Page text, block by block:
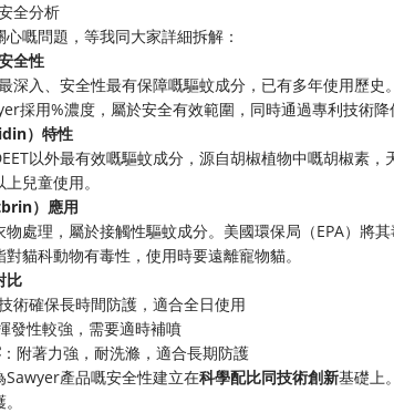
全分析
嘅問題，等我同大家詳細拆解：
全性​
深入、安全性最有保障嘅驅蚊成分，已有多年使用歷
採用%濃度，屬於安全有效範圍，同時通過專利技術降
）特性​
以外最有效嘅驅蚊成分，源自胡椒植物中嘅胡椒素
兒童使用。
）應用​
處理，屬於接觸性驅蚊成分。美國環保局（EPA）將
貓科動物有毒性，使用時要遠離寵物貓。
比​
術確保長時間防護，適合全日使用
發性較強，需要適時補噴
​：附著力強，耐洗滌，適合長期防護
Sawyer產品嘅安全性建立在​​科學配比同技術創新​基礎上